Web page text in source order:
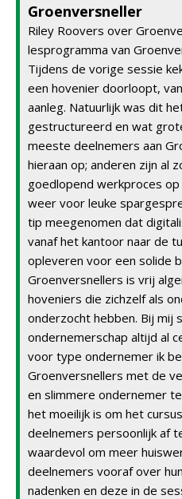
Groenversneller
Riley Roovers over
lesprogramma van
Tijdens de vorige sessie
een hovenier doorloopt,
aanleg. Natuurlijk was dit
gestructureerd en wat
meeste deelnemers aan
hieraan op; anderen zijn al
goedlopend werkproces
weer voor leuke
tip meegenomen dat
vanaf het kantoor naar de
opleveren voor een solide
Groenversnellers is vrij
hoveniers die zichzelf als
onderzocht hebben. Bij mij
ondernemerschap altijd al
voor type ondernemer ik
Groenversnellers met de
en slimmere ondernemer
het moeilijk is om het
deelnemers persoonlijk af
waardevol om meer
deelnemers vooraf over
nadenken en deze in de